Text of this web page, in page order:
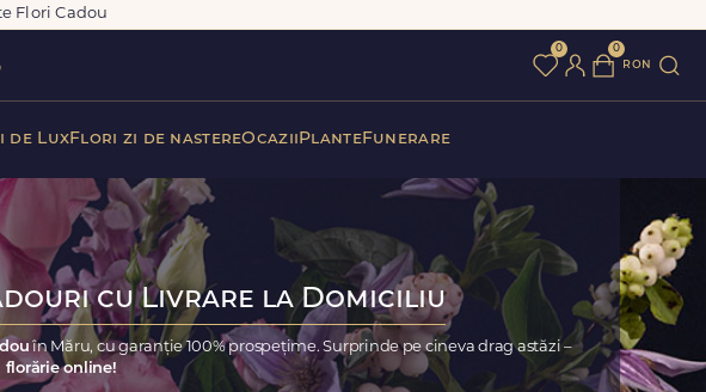
Flori Cadou
0 0
ron
de LuxFlori zi de nastereOcazii PlanteFunerare
cu Livrare la Domiciliu
în Măru, cu garanție 100% prospețime. Surprinde pe cineva drag astăzi –
online!